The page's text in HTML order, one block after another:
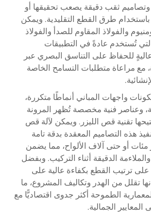
ثقب دقيقة يصعب تحقيقها أو
طرق القطع التقليدية. ويمكن
والفولاذ المقاوم للصدأ والفولاذ
التي تُستخدم عادةً في التطبيقات
للحفاظ على التناسق البصري عبر
مع مراعاة متطلبات التسامح الخاصة
واجهات المباني أنماطًا متكررة،
وعناصر فنية مخصصة تُظهر المرونة
تقنية قص الليزر. ويمكن لآلة قص
هذه التصاميم المعقدة بدقة تامة
مئات أو حتى آلاف الألواح، مما يضمن
الدقيقة أثناء التركيب. وبفضل
على ترتيب القطع بكفاءة عالية على
تقلل من الهدر وتكاليف المشروع، ما
الطموحة أكثر جدوى اقتصاديًّا مع
الجمالية.